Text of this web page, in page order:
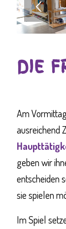
DIE
Am
ausreichend
geben wir
entscheiden
sie spielen
Im Spiel